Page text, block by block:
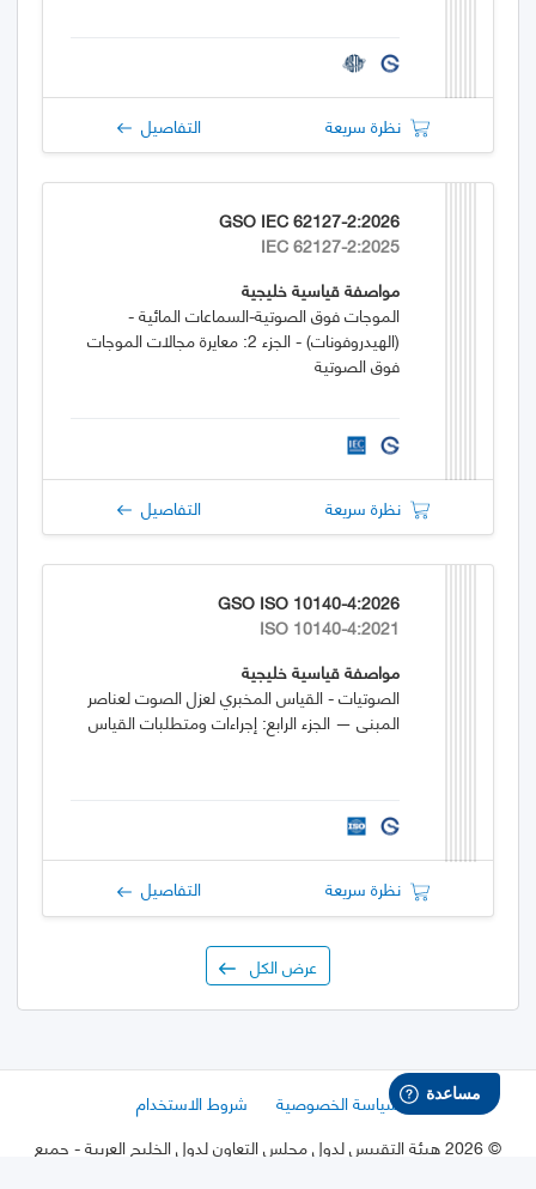
نظرة سريعة التفاصيل
GSO IEC 62127-2:2026
IEC 62127-2:2025
مواصفة قياسية خليجية
الموجات فوق الصوتية-السماعات المائية -
(الهيدروفونات) - الجزء 2: معايرة مجالات الموجات
فوق الصوتية
نظرة سريعة التفاصيل
GSO ISO 10140-4:2026
ISO 10140-4:2021
مواصفة قياسية خليجية
الصوتيات - القياس المخبري لعزل الصوت لعناصر
المبنى — الجزء الرابع: إجراءات ومتطلبات القياس
نظرة سريعة التفاصيل
عرض الكل
سياسة الخصوصية
شروط الاستخدام
©2026 هيئة التقييس لدول مجلس التعاون لدول الخليج العربية
- جميع